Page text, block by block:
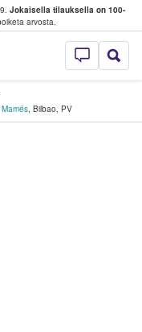
Jokaisella tilauksella on 100-
arvosta.
StubHub -
, Bilbao, PV